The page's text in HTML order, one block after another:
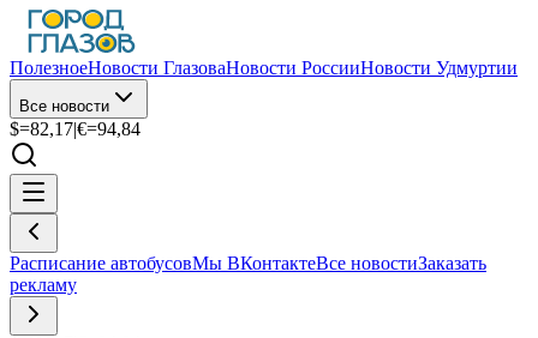
ПолезноеНовости ГлазоваНовости РоссииНовости Удмуртии
Все новости
$=82,17|€=94,84
Расписание автобусовМы ВКонтактеВсе новостиЗаказать
рекламу